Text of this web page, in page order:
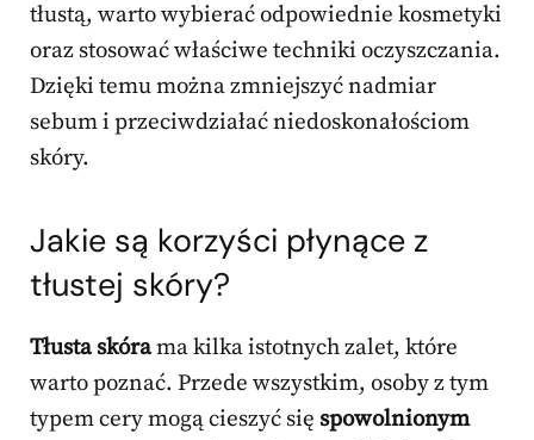
tłustą, warto wybierać odpowiednie kosmetyki
oraz stosować właściwe techniki oczyszczania.
Dzięki temu można zmniejszyć nadmiar
sebum i przeciwdziałać niedoskonałościom
skóry.
Jakie są korzyści płynące z
tłustej skóry?
Tłusta skórama kilka istotnych zalet, które
warto poznać. Przede wszystkim, osoby z tym
typem cery mogą cieszyć się spowolnionym